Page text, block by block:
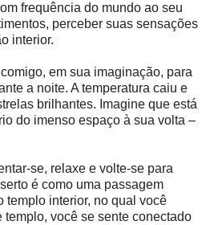
frequência do mundo ao seu
perceber suas sensações
interior.
em sua imaginação, para
a noite. A temperatura caiu e
brilhantes. Imagine que está
do imenso espaço à sua volta –
se, relaxe e volte-se para
é como uma passagem
templo interior, no qual você
templo, você se sente conectado